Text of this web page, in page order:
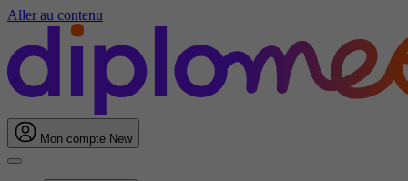
Aller au contenu
Mon compte New